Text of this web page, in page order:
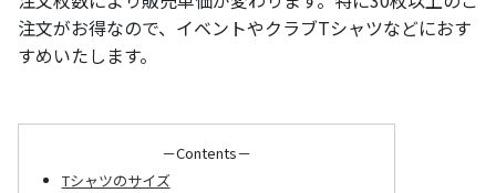
注文がお得なので、イベントやクラブTシャツなどにおす
すめいたします。
－Contents－
Tシャツのサイズ